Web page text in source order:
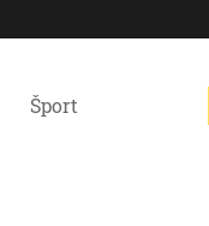
Šport